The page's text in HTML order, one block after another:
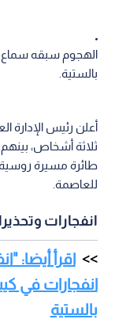
بالستية.
أعلن رئيس الإدارة
ثلاثة أشخاص،
للعاصمة.
انفجارات
اقرأ أيضا:
انفجارات في
بالستية